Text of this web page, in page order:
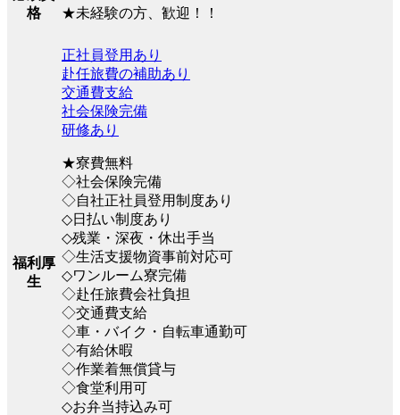
格
★未経験の方、歓迎！！
福利厚
生
正社員登用あり
赴任旅費の補助あり
交通費支給
社会保険完備
研修あり
★寮費無料
◇社会保険完備
◇自社正社員登用制度あり
◇日払い制度あり
◇残業・深夜・休出手当
◇生活支援物資事前対応可
◇ワンルーム寮完備
◇赴任旅費会社負担
◇交通費支給
◇車・バイク・自転車通勤可
◇有給休暇
◇作業着無償貸与
◇食堂利用可
◇お弁当持込み可